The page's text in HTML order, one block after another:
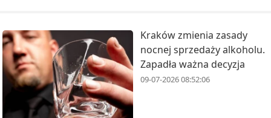
Kraków zmienia zasady
nocnej sprzedaży alkoholu.
Zapadła ważna decyzja
09-07-2026 08:52:06